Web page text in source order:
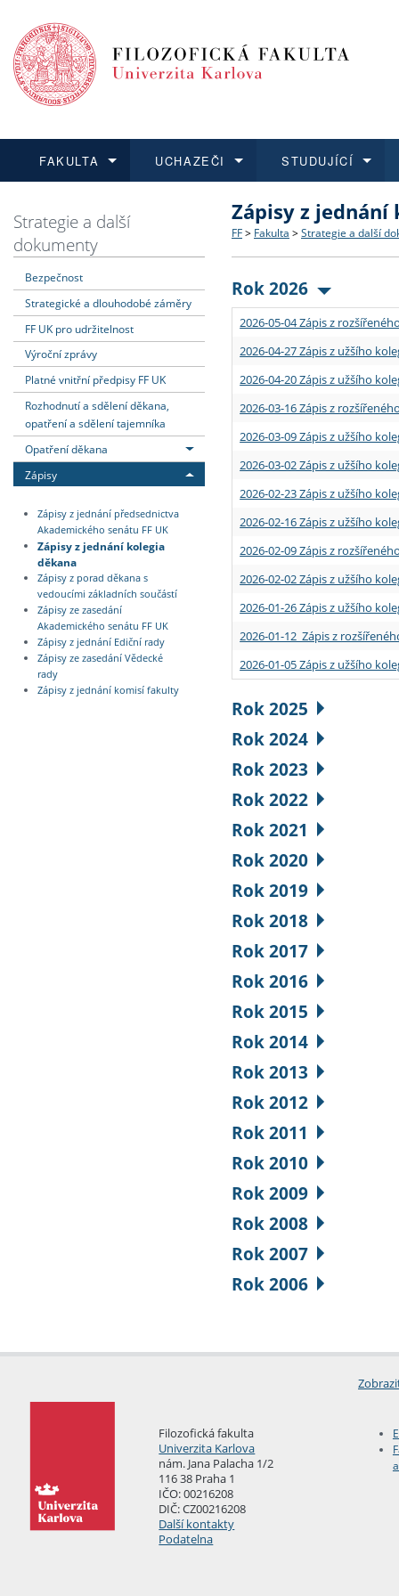
FAKULTA
Dozvědět se více
Struktura a historie
Strategie a další
Podpora a benefity pro
Absolventi fakulty
UCHAZEČI
Podat přihlášku
Co studovat a jak se
Učitelské studijní
Informace k průběhu
STUDUJÍCÍ
Dozvědět se více
Bakalářské a magisterské
Doktorské studium
Rigorózní řízení
Dozvědět se více
O vědě a výzkumu na FF
Akademické kvalifikace
Granty a projekty
Dozvědět se více
Aktuální nabídky a
Vyjíždějící studenti
Přijíždějící studenti
Vyjíždějící zaměstnanci
Strategie a další
dokumenty
Bezpečnost
Strategické a dlouhodobé záměry
FF UK pro udržitelnost
Výroční zprávy
Platné vnitřní předpisy FF UK
Rozhodnutí a sdělení děkana,
opatření a sdělení tajemníka
Opatření děkana
Zápisy
Zápisy z jednání předsednictva
Akademického senátu FF UK
Zápisy z jednání kolegia
děkana
Zápisy z porad děkana s
vedoucími základních součástí
Zápisy ze zasedání
Akademického senátu FF UK
Zápisy z jednání Ediční rady
Zápisy ze zasedání Vědecké
rady
Zápisy z jednání komisí fakulty
Zápisy z jednání
FF > Fakulta > Strategie a další
Rok 2026
2026-05-04 Zápis z
2026-04-27 Zápis z užšího
2026-04-20 Zápis z užšího
2026-03-16 Zápis z
2026-03-09 Zápis z užšího
2026-03-02 Zápis z užšího
2026-02-23 Zápis z užšího
2026-02-16 Zápis z užšího
2026-02-09 Zápis z
2026-02-02 Zápis z užšího
2026-01-26 Zápis z užšího
2026-01-12 Zápis z
2026-01-05 Zápis z užšího
Rok 2025
Rok 2024
Rok 2023
Rok 2022
Rok 2021
Rok 2020
Rok 2019
Rok 2018
Rok 2017
Rok 2016
Rok 2015
Rok 2014
Rok 2013
Rok 2012
Rok 2011
Rok 2010
Rok 2009
Rok 2008
Rok 2007
Rok 2006
Filozofická fakulta
Univerzita Karlova
nám. Jana Palacha 1/2
116 38 Praha 1
IČO: 00216208
DIČ: CZ00216208
Další kontakty
Podatelna